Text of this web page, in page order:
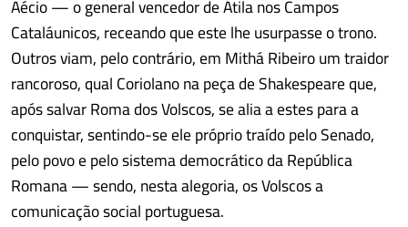
Aécio — o general vencedor de Átila nos Campos
Cataláunicos, receando que este lhe usurpasse o trono.
Outros viam, pelo contrário, em Mithá Ribeiro um traidor
rancoroso, qual Coriolano na peça de Shakespeare que,
após salvar Roma dos Volscos, se alia a estes para a
conquistar, sentindo-se ele próprio traído pelo Senado,
pelo povo e pelo sistema democrático da República
Romana — sendo, nesta alegoria, os Volscos a
comunicação social portuguesa.